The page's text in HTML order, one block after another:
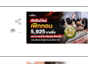
...